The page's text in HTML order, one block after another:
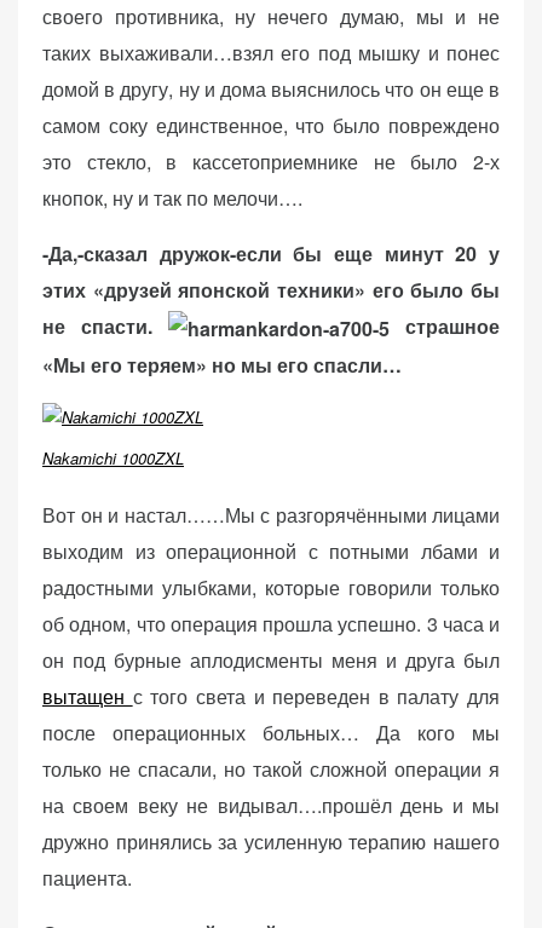
своего противника, ну нeчего думаю, мы и не
таких выхаживали…взял его под мышку и понес
домой в другу, ну и дома выяснилось что он еще в
самом соку единственное, что было повреждено
это стекло, в кассетоприемнике не было 2-х
кнопок, ну и так по мелочи….
-Да,-сказал дружок-если бы еще минут 20 у
этих «друзей японской техники» его было бы
не спасти.
страшное
«Мы его теряем» но мы его спасли…
Nakamichi 1000ZXL
Вот он и настал……Мы с разгорячёнными лицами
выходим из операционной с потными лбами и
радостными улыбками, которые говорили только
об одном, что операция прошла успешно. 3 часа и
он под бурные аплодисменты меня и друга был
вытащен с того света и переведен в палату для
после операционных больных… Да кого мы
только не спасали, но такой сложной операции я
на своем веку не видывал….прошёл день и мы
дружно принялись за усиленную терапию нашего
пациента.
вы откажетесь от
использования
этих файлов
функции веб-сайта
исчезнут.
Статистические
(аналитика)
посещаемость
(Яндекс.Метрика).
персональных
данных.
(реклама)
Яндекс.Директ:
персонализированная
реклама на основе
ваших интересов.
Рассказывая о своих
интересах и
поведении при
сайта, вы повышаете
вероятность
просмотра